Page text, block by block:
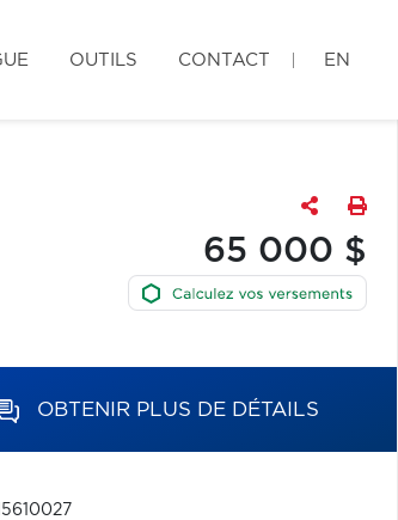
OUTILS CONTACT EN
65 000 $
OBTENIR PLUS DE DÉTAILS